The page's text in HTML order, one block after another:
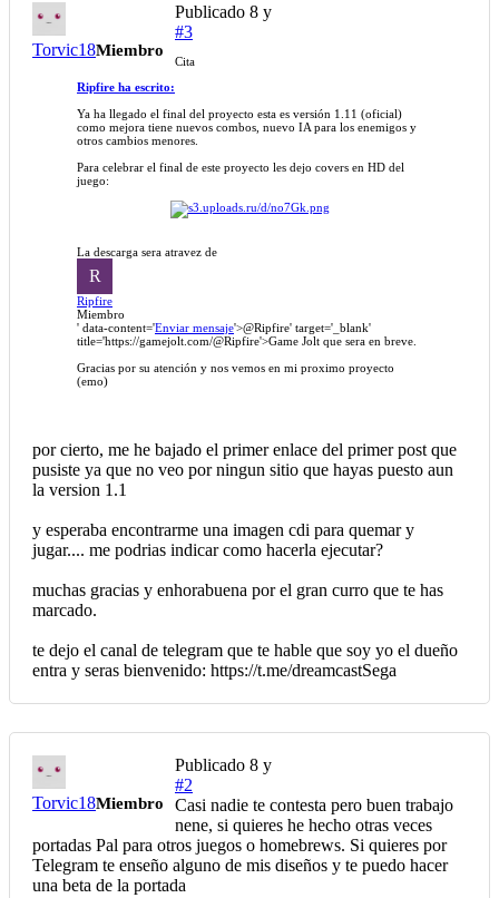
Torvic18Miembro
Publicado 8 y
#3
Cita
Ripfire ha escrito:
Ya ha llegado el final del proyecto esta es versión 1.11 (oficial)
como mejora tiene nuevos combos, nuevo IA para los enemigos y
otros cambios menores.
Para celebrar el final de este proyecto les dejo covers en HD del
juego:
La descarga sera atravez de
R
Ripfire
Miembro
' data-content='Enviar mensaje'>@Ripfire' target='_blank'
title='https://gamejolt.com/@Ripfire'>Game Jolt que sera en breve.
Gracias por su atención y nos vemos en mi proximo proyecto
(emo)
por cierto, me he bajado el primer enlace del primer post que
pusiste ya que no veo por ningun sitio que hayas puesto aun
la version 1.1
y esperaba encontrarme una imagen cdi para quemar y
jugar.... me podrias indicar como hacerla ejecutar?
muchas gracias y enhorabuena por el gran curro que te has
marcado.
te dejo el canal de telegram que te hable que soy yo el dueño
entra y seras bienvenido: https://t.me/dreamcastSega
Torvic18Miembro
Publicado 8 y
#2
Casi nadie te contesta pero buen trabajo
nene, si quieres he hecho otras veces
portadas Pal para otros juegos o homebrews. Si quieres por
Telegram te enseño alguno de mis diseños y te puedo hacer
una beta de la portada